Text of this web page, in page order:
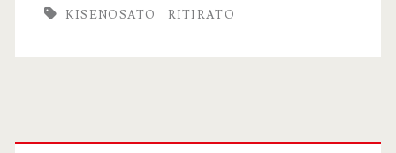
al
KISENOSATO RITIRATO
Primary